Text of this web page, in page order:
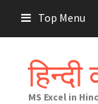
content
Top Menu
हिन्दी
MS Excel in